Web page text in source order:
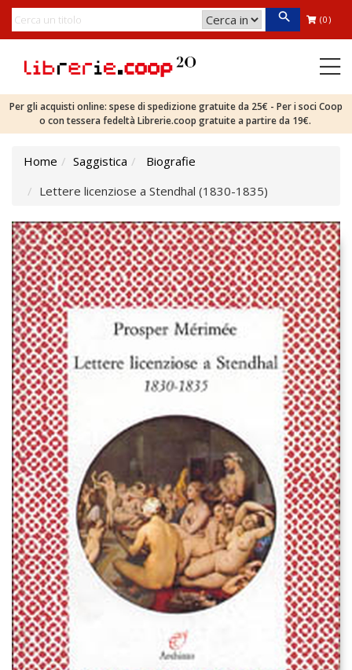
(0)
Per gli acquisti online: spese di spedizione gratuite da 25€ - Per i soci Coop
o con tessera fedeltà Librerie.coop gratuite a partire da 19€.
Home Saggistica
Biografie
Lettere licenziose a Stendhal (1830-1835)